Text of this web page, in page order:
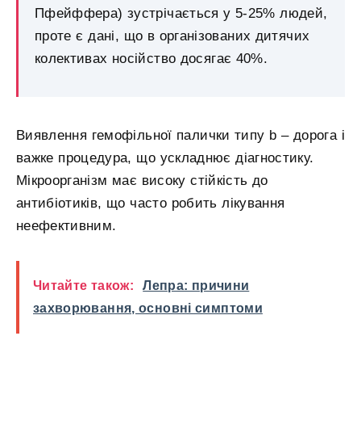
Пфейффера) зустрічається у 5-25% людей,
проте є дані, що в організованих дитячих
колективах носійство досягає 40%.
Виявлення гемофільної палички типу b – дорога і
важке процедура, що ускладнює діагностику.
Мікроорганізм має високу стійкість до
антибіотиків, що часто робить лікування
неефективним.
Читайте також:
Лепра: причини
захворювання, основні симптоми